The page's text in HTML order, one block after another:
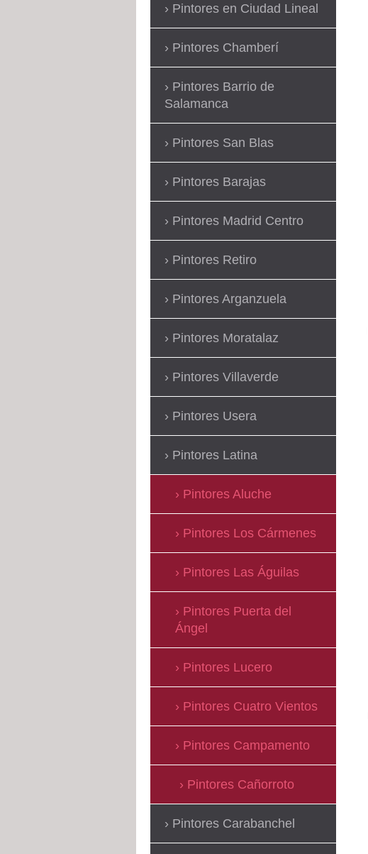
Pintores en Ciudad Lineal
Pintores Chamberí
Pintores Barrio de
Salamanca
Pintores San Blas
Pintores Barajas
Pintores Madrid Centro
Pintores Retiro
Pintores Arganzuela
Pintores Moratalaz
Pintores Villaverde
Pintores Usera
Pintores Latina
Pintores Aluche
Pintores Los Cármenes
Pintores Las Águilas
Pintores Puerta del
Ángel
Pintores Lucero
Pintores Cuatro Vientos
Pintores Campamento
Pintores Cañorroto
Pintores Carabanchel